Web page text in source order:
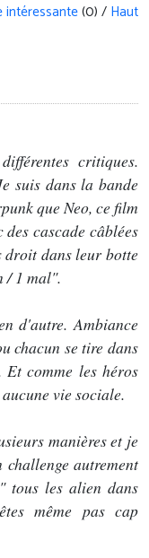
intéressante(0) / Haut
critiques.
suis dans la bande
que Neo, ce film
cascade câblées
droit dans leur botte
/ 1 mal".
d'autre. Ambiance
chacun se tire dans
comme les héros
vie sociale.
manières et je
autrement
tous les alien dans
même pas cap